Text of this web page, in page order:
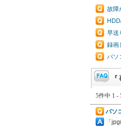
故障
早送
録画
パソ
5件中 1 -
パソ
「